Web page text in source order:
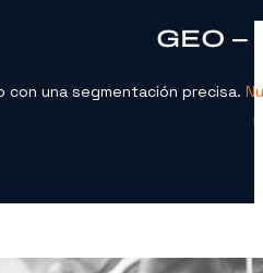
GEO –
con una segmentación precisa.